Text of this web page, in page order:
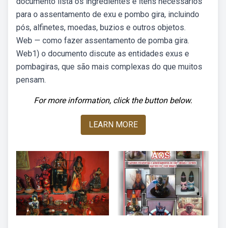
para o assentamento de exu e pombo gira, incluindo
pós, alfinetes, moedas, buzios e outros objetos.
Web — como fazer assentamento de pomba gira.
Web1) o documento discute as entidades exus e
pombagiras, que são mais complexas do que muitos
pensam.
For more information, click the button below.
LEARN MORE